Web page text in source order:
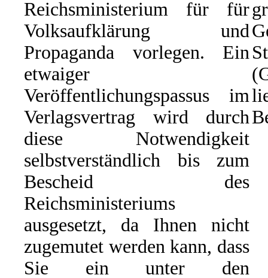
Reichsministerium für für
Volksaufklärung und
Propaganda vorlegen. Ein
etwaiger
Veröffentlichungspassus im
Verlagsvertrag wird durch
diese Notwendigkeit
selbstverständlich bis zum
Bescheid des
Reichsministeriums
ausgesetzt, da Ihnen nicht
zugemutet werden kann, dass
Sie ein unter den